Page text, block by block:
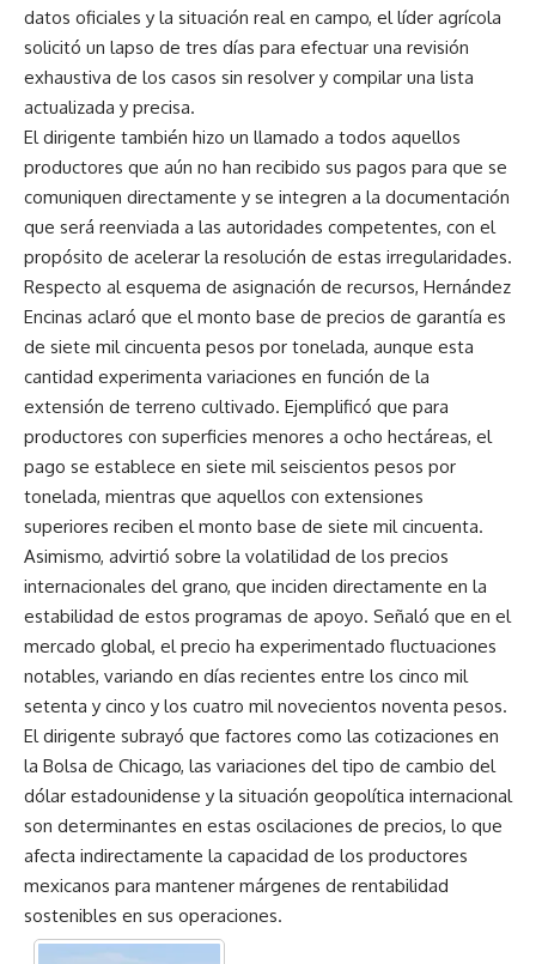
datos oficiales y la situación real en campo, el líder agrícola
solicitó un lapso de tres días para efectuar una revisión
exhaustiva de los casos sin resolver y compilar una lista
actualizada y precisa.
El dirigente también hizo un llamado a todos aquellos
productores que aún no han recibido sus pagos para que se
comuniquen directamente y se integren a la documentación
que será reenviada a las autoridades competentes, con el
propósito de acelerar la resolución de estas irregularidades.
Respecto al esquema de asignación de recursos, Hernández
Encinas aclaró que el monto base de precios de garantía es
de siete mil cincuenta pesos por tonelada, aunque esta
cantidad experimenta variaciones en función de la
extensión de terreno cultivado. Ejemplificó que para
productores con superficies menores a ocho hectáreas, el
pago se establece en siete mil seiscientos pesos por
tonelada, mientras que aquellos con extensiones
superiores reciben el monto base de siete mil cincuenta.
Asimismo, advirtió sobre la volatilidad de los precios
internacionales del grano, que inciden directamente en la
estabilidad de estos programas de apoyo. Señaló que en el
mercado global, el precio ha experimentado fluctuaciones
notables, variando en días recientes entre los cinco mil
setenta y cinco y los cuatro mil novecientos noventa pesos.
El dirigente subrayó que factores como las cotizaciones en
la Bolsa de Chicago, las variaciones del tipo de cambio del
dólar estadounidense y la situación geopolítica internacional
son determinantes en estas oscilaciones de precios, lo que
afecta indirectamente la capacidad de los productores
mexicanos para mantener márgenes de rentabilidad
sostenibles en sus operaciones.